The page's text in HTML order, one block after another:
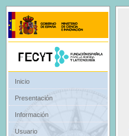
Inicio
Presentación
Información
Usuario